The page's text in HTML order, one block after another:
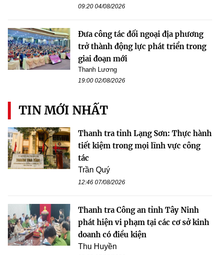
09:20 04/08/2026
Đưa công tác đối ngoại địa phương
trở thành động lực phát triển trong
giai đoạn mới
Thanh Lương
19:00 02/08/2026
TIN MỚI NHẤT
Thanh tra tỉnh Lạng Sơn: Thực hành
tiết kiệm trong mọi lĩnh vực công
tác
Trần Quý
12:46 07/08/2026
Thanh tra Công an tỉnh Tây Ninh
phát hiện vi phạm tại các cơ sở kinh
doanh có điều kiện
Thu Huyền